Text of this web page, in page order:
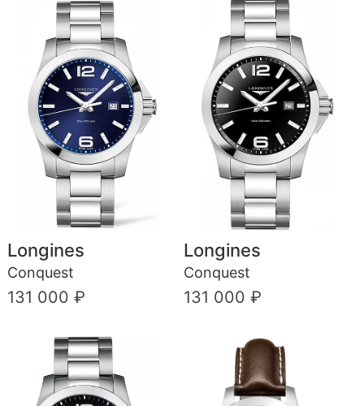
Longines
Conquest
131 000 ₽
Longines
Conquest
131 000 ₽